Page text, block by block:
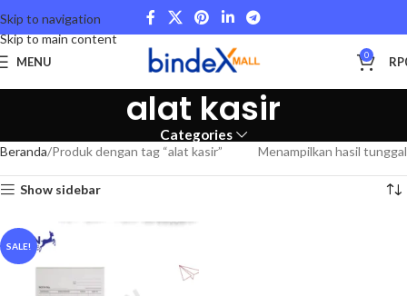
Skip to navigation
Skip to main content
MENU 0 RP
alat kasir
Categories
Beranda Produk dengan tag “alat kasir” Menampilkan hasil tunggal
Show sidebar
SALE!